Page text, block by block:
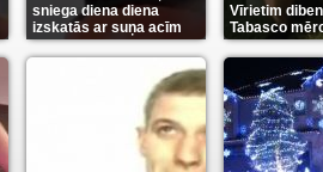
sniega diena diena
izskatās ar suņa acīm
(6)
Vīrietim
Tabasco
(7)